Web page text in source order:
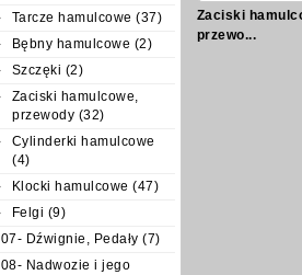
Tarcze hamulcowe (37)
Bębny hamulcowe (2)
Szczęki (2)
Zaciski hamulcowe,
przewody (32)
Cylinderki hamulcowe
(4)
Klocki hamulcowe (47)
Felgi (9)
07- Dźwignie, Pedały (7)
08- Nadwozie i jego
Zaciski
przewo...